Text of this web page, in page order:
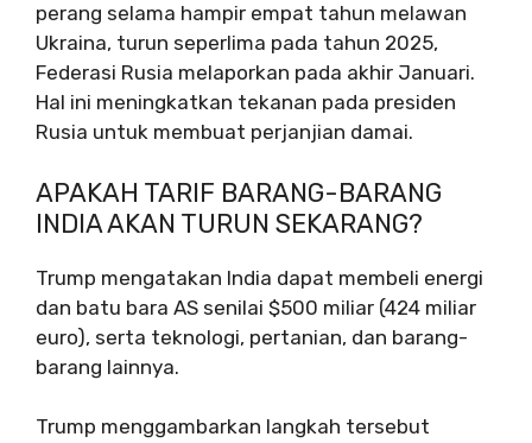
perang selama hampir empat tahun melawan
Ukraina, turun seperlima pada tahun 2025,
Federasi Rusia melaporkan pada akhir Januari.
Hal ini meningkatkan tekanan pada presiden
Rusia untuk membuat perjanjian damai.
APAKAH TARIF BARANG-BARANG
INDIA AKAN TURUN SEKARANG?
Trump mengatakan India dapat membeli energi
dan batu bara AS senilai $500 miliar (424 miliar
euro), serta teknologi, pertanian, dan barang-
barang lainnya.
Trump menggambarkan langkah tersebut